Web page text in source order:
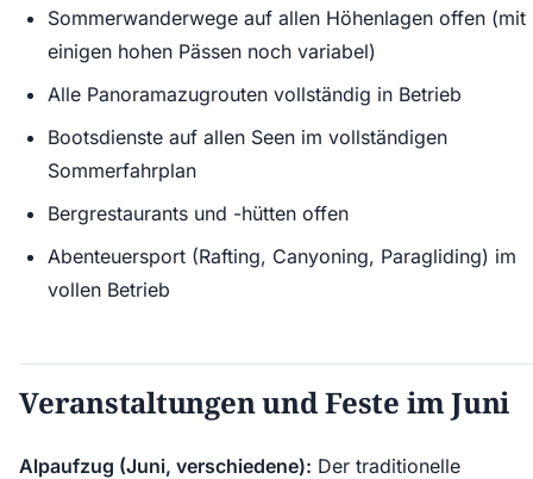
Sommerwanderwege auf allen Höhenlagen offen (mit
einigen hohen Pässen noch variabel)
Alle Panoramazugrouten vollständig in Betrieb
Bootsdienste auf allen Seen im vollständigen
Sommerfahrplan
Bergrestaurants und -hütten offen
Abenteuersport (Rafting, Canyoning, Paragliding) im
vollen Betrieb
Veranstaltungen und Feste im Juni
Alpaufzug (Juni, verschiedene): Der traditionelle